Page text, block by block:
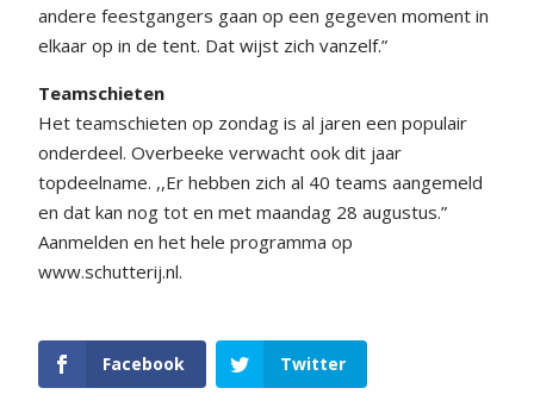
andere feestgangers gaan op een gegeven moment in
elkaar op in de tent. Dat wijst zich vanzelf.”
Teamschieten
Het teamschieten op zondag is al jaren een populair
onderdeel. Overbeeke verwacht ook dit jaar
topdeelname. ,,Er hebben zich al 40 teams aangemeld
en dat kan nog tot en met maandag 28 augustus.”
Aanmelden en het hele programma op
www.schutterij.nl.
Facebook Twitter